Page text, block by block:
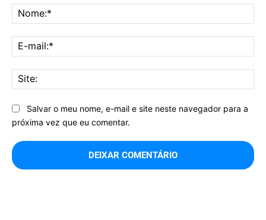
Salvar o meu nome, e-mail e site neste navegador para a
próxima vez que eu comentar.